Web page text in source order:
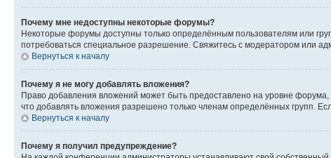
Почему мне недоступны некоторые форумы?
Некоторые форумы доступны только определённым пользователям или
потребоваться специальное разрешение. Свяжитесь с модератором или
Вернуться к началу
Почему я не могу добавлять вложения?
Право добавления вложений может быть предоставлено на уровне
что добавлять вложения разрешено только членам определённых групп.
Вернуться к началу
Почему я получил предупреждение?